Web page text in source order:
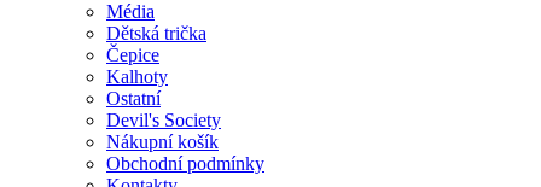
Média
Dětská trička
Čepice
Kalhoty
Ostatní
Devil's Society
Nákupní košík
Obchodní podmínky